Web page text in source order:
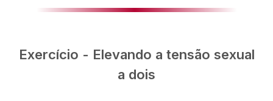
Exercício - Elevando a tensão sexual
a dois